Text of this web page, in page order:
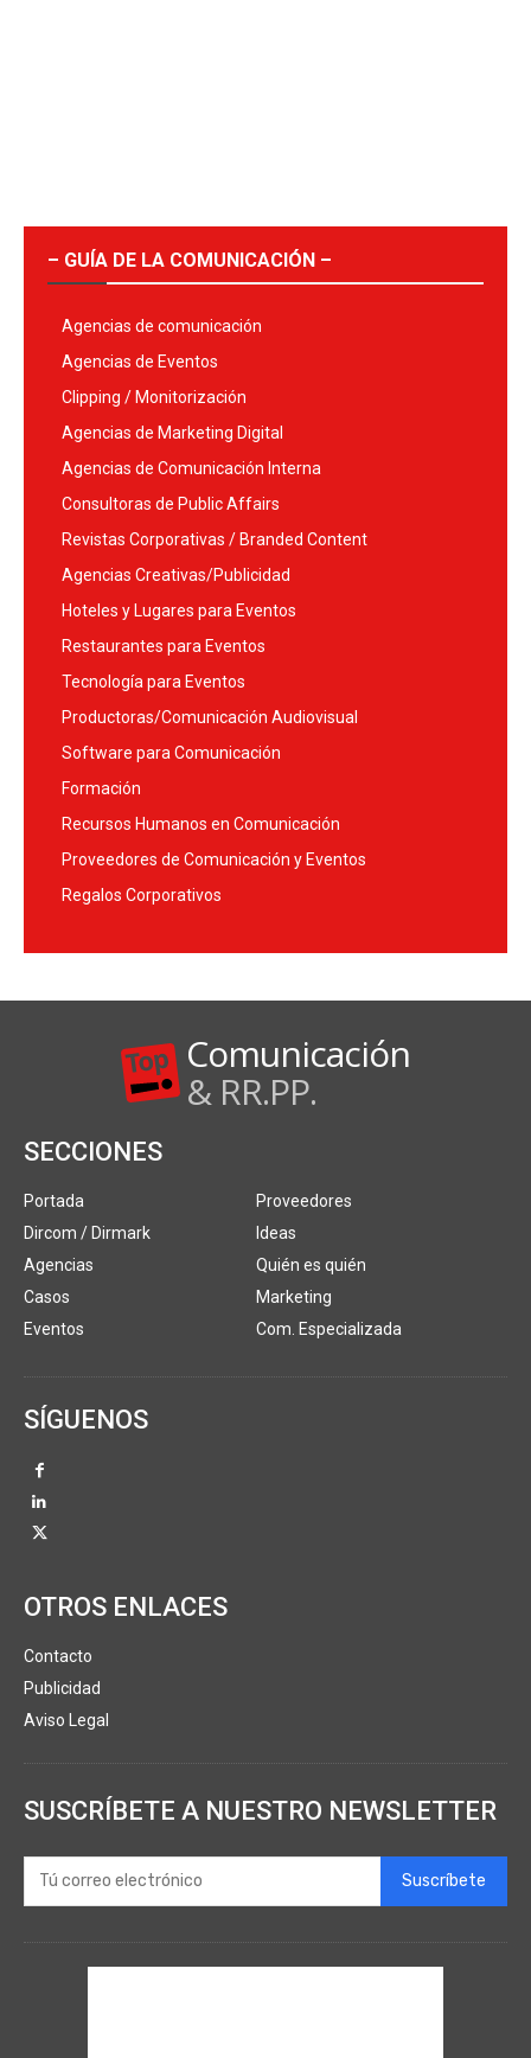
– GUÍA DE LA COMUNICACIÓN –
Agencias de comunicación
Agencias de Eventos
Clipping / Monitorización
Agencias de Marketing Digital
Agencias de Comunicación Interna
Consultoras de Public Affairs
Revistas Corporativas / Branded Content
Agencias Creativas/Publicidad
Hoteles y Lugares para Eventos
Restaurantes para Eventos
Tecnología para Eventos
Productoras/Comunicación Audiovisual
Software para Comunicación
Formación
Recursos Humanos en Comunicación
Proveedores de Comunicación y Eventos
Regalos Corporativos
Comunicación
& RR.PP.
SECCIONES
Portada
Dircom / Dirmark
Agencias
Casos
Eventos
Proveedores
Ideas
Quién es quién
Marketing
Com. Especializada
SÍGUENOS
OTROS ENLACES
Contacto
Publicidad
Aviso Legal
SUSCRÍBETE A NUESTRO NEWSLETTER
Suscríbete